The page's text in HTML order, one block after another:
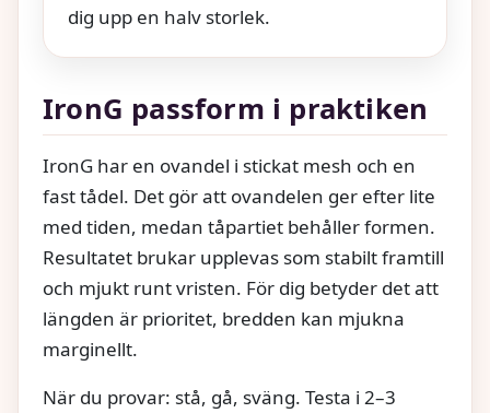
dig upp en halv storlek.
IronG passform i praktiken
IronG har en ovandel i stickat mesh och en
fast tådel. Det gör att ovandelen ger efter lite
med tiden, medan tåpartiet behåller formen.
Resultatet brukar upplevas som stabilt framtill
och mjukt runt vristen. För dig betyder det att
längden är prioritet, bredden kan mjukna
marginellt.
När du provar: stå, gå, sväng. Testa i 2–3